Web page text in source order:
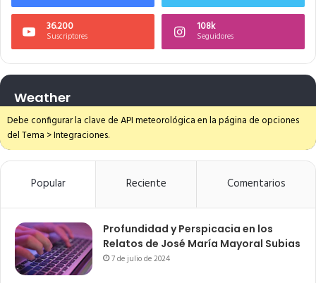
36.200
Suscriptores
108k
Seguidores
Weather
Debe configurar la clave de API meteorológica en la página de opciones
del Tema > Integraciones.
Popular Reciente Comentarios
Profundidad y Perspicacia en los
Relatos de José María Mayoral Subias
7 de julio de 2024